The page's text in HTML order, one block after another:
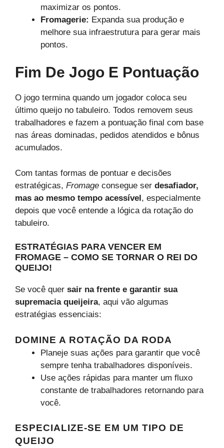
maximizar os pontos.
Fromagerie: Expanda sua produção e
melhore sua infraestrutura para gerar mais
pontos.
Fim De Jogo E Pontuação
O jogo termina quando um jogador coloca seu
último queijo no tabuleiro. Todos removem seus
trabalhadores e fazem a pontuação final com base
nas áreas dominadas, pedidos atendidos e bônus
acumulados.
Com tantas formas de pontuar e decisões
estratégicas, Fromage consegue ser desafiador,
mas ao mesmo tempo acessível, especialmente
depois que você entende a lógica da rotação do
tabuleiro.
ESTRATÉGIAS PARA VENCER EM
FROMAGE – COMO SE TORNAR O REI DO
QUEIJO!
Se você quer sair na frente e garantir sua
supremacia queijeira, aqui vão algumas
estratégias essenciais:
DOMINE A ROTAÇÃO DA RODA
Planeje suas ações para garantir que você
sempre tenha trabalhadores disponíveis.
Use ações rápidas para manter um fluxo
constante de trabalhadores retornando para
você.
ESPECIALIZE-SE EM UM TIPO DE
QUEIJO